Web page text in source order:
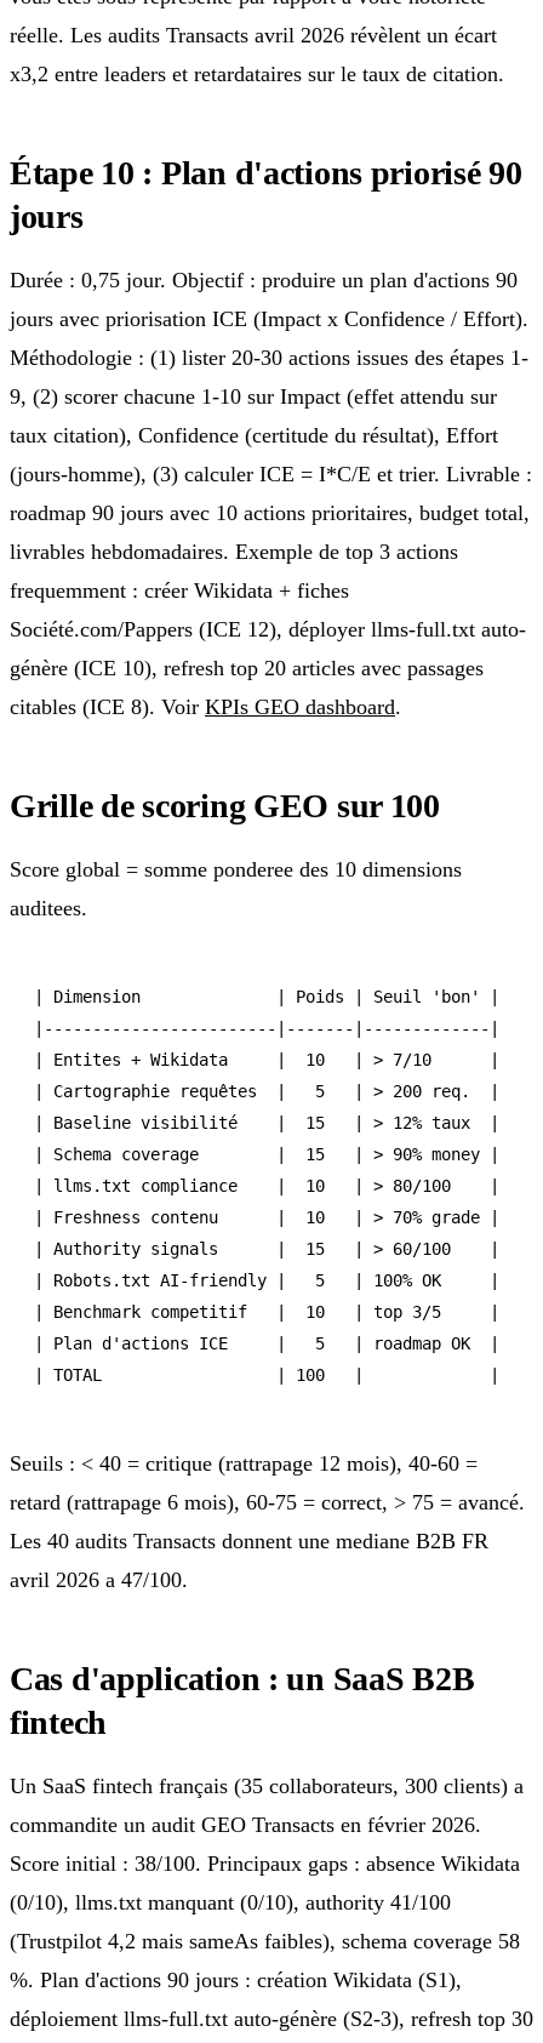
réelle. Les audits Transacts avril 2026 révèlent un écart
x3,2 entre leaders et retardataires sur le taux de citation.
Étape 10 : Plan d'actions priorisé 90
jours
Durée : 0,75 jour. Objectif : produire un plan d'actions 90
jours avec priorisation ICE (Impact x Confidence / Effort).
Méthodologie : (1) lister 20-30 actions issues des étapes 1-
9, (2) scorer chacune 1-10 sur Impact (effet attendu sur
taux citation), Confidence (certitude du résultat), Effort
(jours-homme), (3) calculer ICE = I*C/E et trier. Livrable :
roadmap 90 jours avec 10 actions prioritaires, budget total,
livrables hebdomadaires. Exemple de top 3 actions
frequemment : créer Wikidata + fiches
Société.com/Pappers (ICE 12), déployer llms-full.txt auto-
génère (ICE 10), refresh top 20 articles avec passages
citables (ICE 8). Voir KPIs GEO dashboard.
Grille de scoring GEO sur 100
Score global = somme ponderee des 10 dimensions
auditees.
| Dimension              | Poids | Seuil 'bon' |
|------------------------|-------|-------------|
| Entites + Wikidata     |  10   | > 7/10      |
| Cartographie requêtes  |   5   | > 200 req.  |
| Baseline visibilité    |  15   | > 12% taux  |
| Schema coverage        |  15   | > 90% money |
| llms.txt compliance    |  10   | > 80/100    |
| Freshness contenu      |  10   | > 70% grade |
| Authority signals      |  15   | > 60/100    |
| Robots.txt AI-friendly |   5   | 100% OK     |
| Benchmark competitif   |  10   | top 3/5     |
| Plan d'actions ICE     |   5   | roadmap OK  |
| TOTAL                  | 100   |             |
Seuils : < 40 = critique (rattrapage 12 mois), 40-60 =
retard (rattrapage 6 mois), 60-75 = correct, > 75 = avancé.
Les 40 audits Transacts donnent une mediane B2B FR
avril 2026 a 47/100.
Cas d'application : un SaaS B2B
fintech
Un SaaS fintech français (35 collaborateurs, 300 clients) a
commandite un audit GEO Transacts en février 2026.
Score initial : 38/100. Principaux gaps : absence Wikidata
(0/10), llms.txt manquant (0/10), authority 41/100
(Trustpilot 4,2 mais sameAs faibles), schema coverage 58
%. Plan d'actions 90 jours : création Wikidata (S1),
déploiement llms-full.txt auto-génère (S2-3), refresh top 30